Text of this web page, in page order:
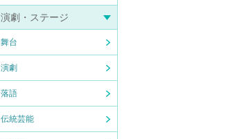
演劇・ステージ
舞台
演劇
落語
伝統芸能